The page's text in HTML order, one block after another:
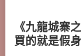
《九龍城寨
買的就是假